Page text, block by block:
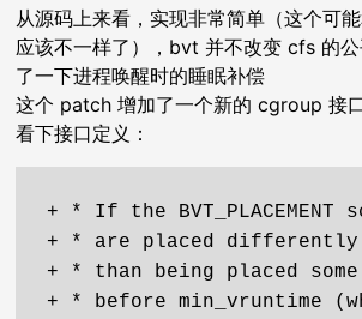
从源码上来看，实现非常简单（这个可
应该不一样了），bvt 并不改变 cfs 的
了一下进程唤醒时的睡眠补偿
这个 patch 增加了一个新的 cgroup 接
看下接口定义：
+ * If the
+ * are placed differently
+ * than being placed
+ * before min_vruntime